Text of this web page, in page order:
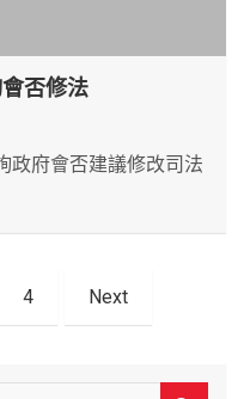
否修法
政府會否建議修改司法
4 Next